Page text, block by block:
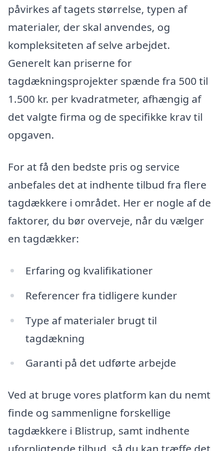
påvirkes af tagets størrelse, typen af
materialer, der skal anvendes, og
kompleksiteten af selve arbejdet.
Generelt kan priserne for
tagdækningsprojekter spænde fra 500 til
1.500 kr. per kvadratmeter, afhængig af
det valgte firma og de specifikke krav til
opgaven.
For at få den bedste pris og service
anbefales det at indhente tilbud fra flere
tagdækkere i området. Her er nogle af de
faktorer, du bør overveje, når du vælger
en tagdækker:
Erfaring og kvalifikationer
Referencer fra tidligere kunder
Type af materialer brugt til
tagdækning
Garanti på det udførte arbejde
Ved at bruge vores platform kan du nemt
finde og sammenligne forskellige
tagdækkere i Blistrup, samt indhente